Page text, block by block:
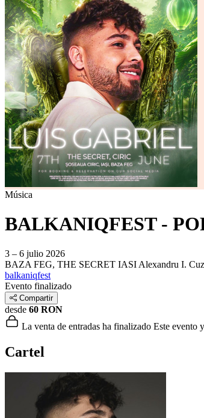
Música
BALKANIQFEST -
3 – 6 julio 2026
BAZA FEG, THE SECRET IASI Alexandru I.
balkaniqfest
Evento finalizado
Compartir
desde 60 RON
La venta de entradas ha finalizado Este evento
Cartel